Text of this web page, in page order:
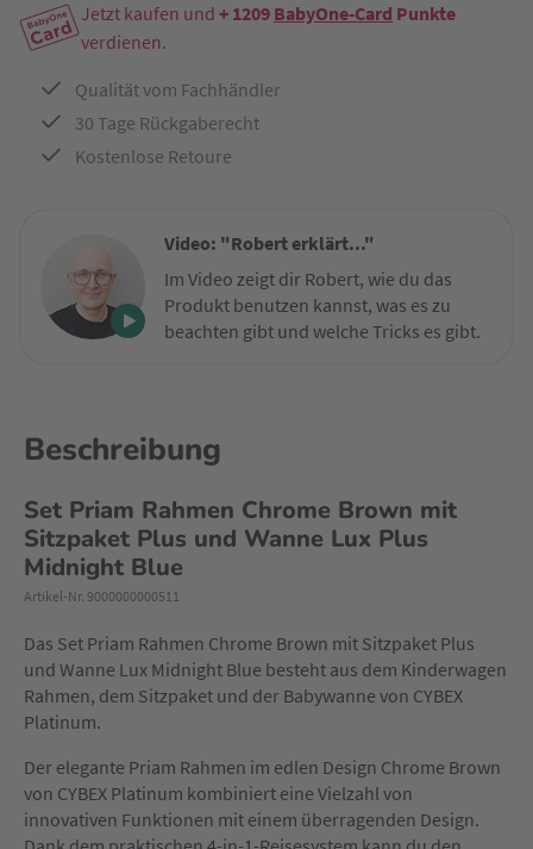
Jetzt kaufen und + 1209 BabyOne-Card Punkte
verdienen.
Qualität vom Fachhändler
30 Tage Rückgaberecht
Kostenlose Retoure
Video: "Robert erklärt..."
Im Video zeigt dir Robert, wie du das
Produkt benutzen kannst, was es zu
beachten gibt und welche Tricks es gibt.
Beschreibung
Set Priam Rahmen Chrome Brown mit
Sitzpaket Plus und Wanne Lux Plus
Midnight Blue
Artikel-Nr. 9000000000511
Das Set Priam Rahmen Chrome Brown mit Sitzpaket Plus
und Wanne Lux Midnight Blue besteht aus dem Kinderwagen
Rahmen, dem Sitzpaket und der Babywanne von CYBEX
Platinum.
Der elegante Priam Rahmen im edlen Design Chrome Brown
von CYBEX Platinum kombiniert eine Vielzahl von
innovativen Funktionen mit einem überragenden Design.